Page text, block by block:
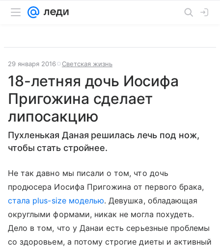
29 января 2016 Светская жизнь
18-летняя дочь Иосифа
Пригожина сделает
липосакцию
Пухленькая Даная решилась лечь под нож,
чтобы стать стройнее.
Не так давно мы писали о том, что дочь
продюсера Иосифа Пригожина от первого брака,
стала plus-size моделью. Девушка, обладающая
округлыми формами, никак не могла похудеть.
Дело в том, что у Данаи есть серьезные проблемы
со здоровьем, а потому строгие диеты и активный